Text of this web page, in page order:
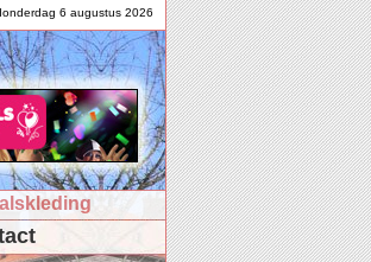
6 augustus 2026